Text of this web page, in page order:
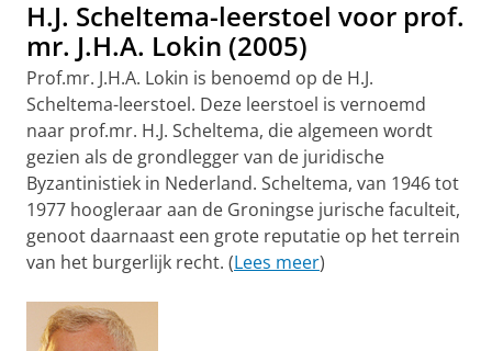
H.J. Scheltema-leerstoel voor prof.
mr. J.H.A. Lokin (2005)
Prof.mr. J.H.A. Lokin is benoemd op de H.J.
Scheltema-leerstoel. Deze leerstoel is vernoemd
naar prof.mr. H.J. Scheltema, die algemeen wordt
gezien als de grondlegger van de juridische
Byzantinistiek in Nederland. Scheltema, van 1946 tot
1977 hoogleraar aan de Groningse jurische faculteit,
genoot daarnaast een grote reputatie op het terrein
van het burgerlijk recht. (Lees meer)